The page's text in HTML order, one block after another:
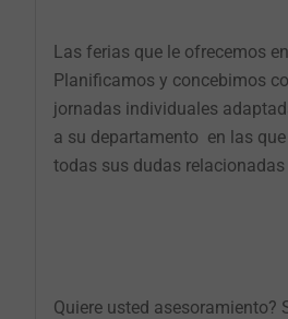
Las ferias que le ofrecemos
Planificamos y concebimos
jornadas individuales
a su departamento ­ en las
todas sus dudas
Quiere usted asesoramiento?